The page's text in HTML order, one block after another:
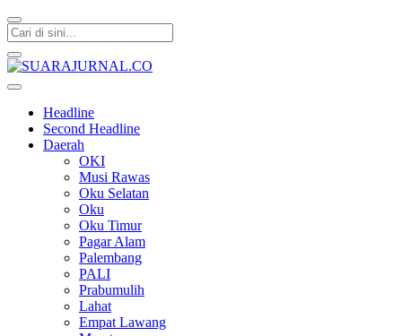
Headline
Second Headline
Daerah
OKI
Musi Rawas
Oku Selatan
Oku
Oku Timur
Pagar Alam
Palembang
PALI
Prabumulih
Lahat
Empat Lawang